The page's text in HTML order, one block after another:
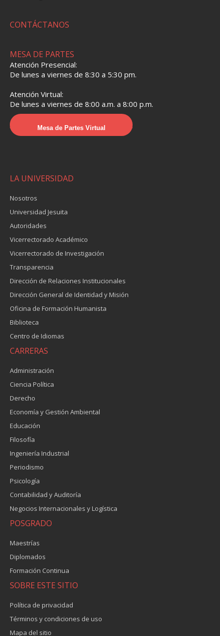
CONTÁCTANOS
MESA DE PARTES
Atención Presencial:
De lunes a viernes de 8:30 a 5:30 pm.
Atención Virtual:
De lunes a viernes de 8:00 a.m. a 8:00 p.m.
Mesa de Partes Virtual
LA UNIVERSIDAD
Nosotros
Universidad Jesuita
Autoridades
Vicerrectorado Académico
Vicerrectorado de Investigación
Transparencia
Dirección de Relaciones Institucionales
Dirección General de Identidad y Misión
Oficina de Formación Humanista
Biblioteca
Centro de Idiomas
CARRERAS
Administración
Ciencia Política
Derecho
Economía y Gestión Ambiental
Educación
Filosofía
Ingeniería Industrial
Periodismo
Psicología
Contabilidad y Auditoría
Negocios Internacionales y Logística
POSGRADO
Maestrías
Diplomados
Formación Continua
SOBRE ESTE SITIO
Política de privacidad
Términos y condiciones de uso
Mapa del sitio